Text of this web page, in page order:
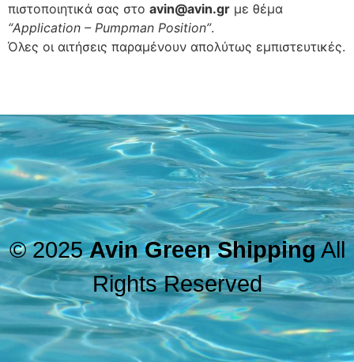
πιστοποιητικά σας στο avin@avin.gr με θέμα
“Application – Pumpman Position”.
Όλες οι αιτήσεις παραμένουν απολύτως εμπιστευτικές.
© 2025Avin Green ShippingAll
Rights Reserved